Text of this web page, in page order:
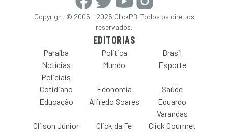
Copyright © 2005 - 2025 ClickPB. Todos os direitos
reservados.
EDITORIAS
Paraíba Política
Brasil
Notícias
Policiais
Mundo Esporte
Cotidiano Economia
Saúde
Educação
Alfredo Soares
Eduardo
Varandas
Clilson Júnior
Click da Fé Click Gourmet